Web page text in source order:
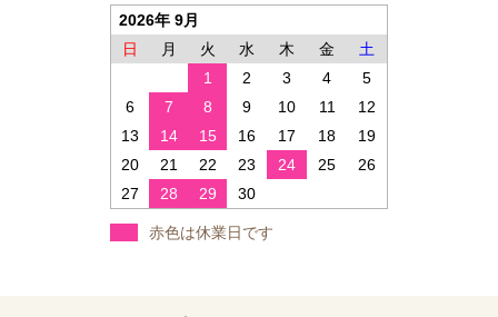
2026年 9月
日
月 火 水 木 金
土
1
2 3 4
5
6
7 8 9 10 11
12
13
14 15 16 17 18
19
20
21 22 23 24 25
26
27
28 29 30
赤色は休業日です